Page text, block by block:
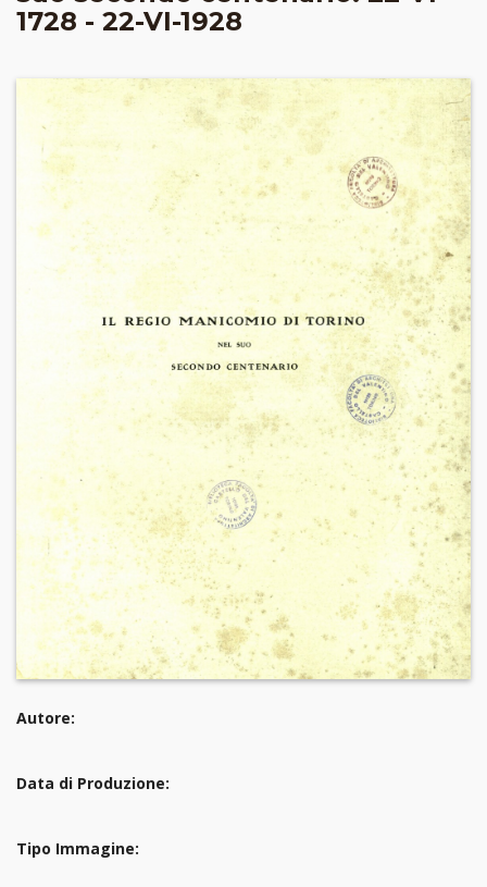
1728 - 22-VI-1928
Autore:
Data di Produzione:
Tipo Immagine: